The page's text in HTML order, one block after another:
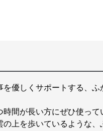
を優しくサポートする、ふ
時間が長い方にぜひ使っ
の上を歩いているような